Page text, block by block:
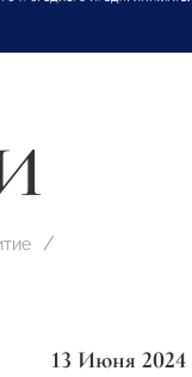
13 Июня 2024